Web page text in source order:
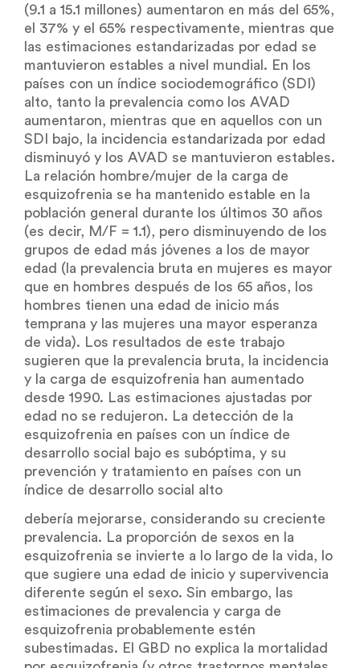
(9.1 a 15.1 millones) aumentaron en más del 65%,
el 37% y el 65% respectivamente, mientras que
las estimaciones estandarizadas por edad se
mantuvieron estables a nivel mundial. En los
países con un índice sociodemográfico (SDI)
alto, tanto la prevalencia como los AVAD
aumentaron, mientras que en aquellos con un
SDI bajo, la incidencia estandarizada por edad
disminuyó y los AVAD se mantuvieron estables.
La relación hombre/mujer de la carga de
esquizofrenia se ha mantenido estable en la
población general durante los últimos 30 años
(es decir, M/F = 1.1), pero disminuyendo de los
grupos de edad más jóvenes a los de mayor
edad (la prevalencia bruta en mujeres es mayor
que en hombres después de los 65 años, los
hombres tienen una edad de inicio más
temprana y las mujeres una mayor esperanza
de vida). Los resultados de este trabajo
sugieren que la prevalencia bruta, la incidencia
y la carga de esquizofrenia han aumentado
desde 1990. Las estimaciones ajustadas por
edad no se redujeron. La detección de la
esquizofrenia en países con un índice de
desarrollo social bajo es subóptima, y su
prevención y tratamiento en países con un
índice de desarrollo social alto
debería mejorarse, considerando su creciente
prevalencia. La proporción de sexos en la
esquizofrenia se invierte a lo largo de la vida, lo
que sugiere una edad de inicio y supervivencia
diferente según el sexo. Sin embargo, las
estimaciones de prevalencia y carga de
esquizofrenia probablemente estén
subestimadas. El GBD no explica la mortalidad